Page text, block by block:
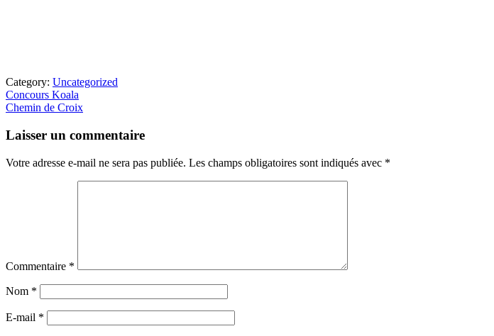
Category: Uncategorized
Article
précédent
Concours Koala
Article
:
Chemin de Croix
du
lecteur
Laisser un commentaire
Votre adresse e-mail ne sera pas publiée. Les champs obligatoires sont indiqués avec *
Commentaire *
Nom *
E-mail *